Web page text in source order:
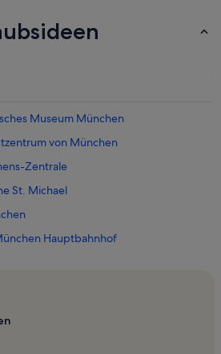
Museum München
von München
Zentrale
St. Michael
Hauptbahnhof
Garten